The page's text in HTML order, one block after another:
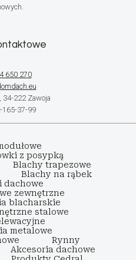
650 270
34-222 Zawoja
165-37-99
z posypką
Blachy trapezowe
Blachy na rąbek
dachowe
zewnętrzne
blacharskie
stalowe
metalowe
Rynny
Akcesoria dachowe